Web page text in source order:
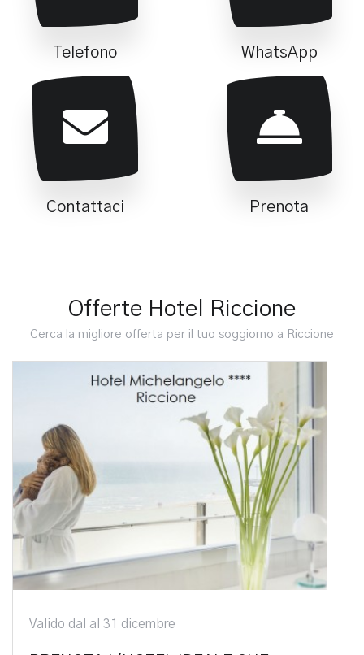
Telefono WhatsApp
Contattaci Prenota
Offerte Hotel Riccione
Cerca la migliore offerta per il tuo soggiorno a Riccione
Valido dal al 31 dicembre